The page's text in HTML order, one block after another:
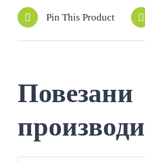
Pin This Product
Повезани
производи